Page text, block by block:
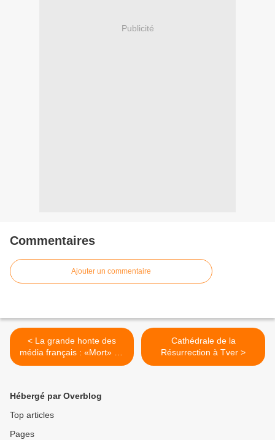
Publicité
Commentaires
Ajouter un commentaire
< La grande honte des
média français : «Mort» de
Ben Laden
Cathédrale de la
Résurrection à Tver >
Hébergé par Overblog
Top articles
Pages